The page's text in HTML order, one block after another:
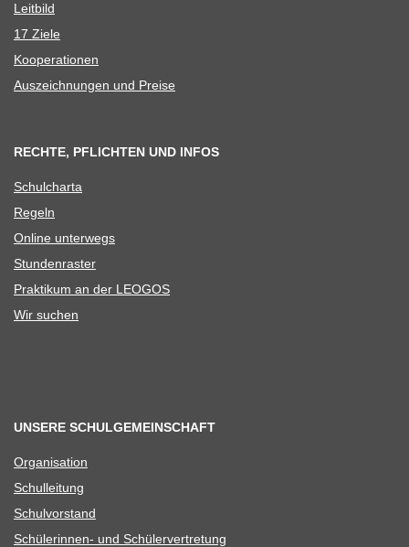
Leit­bild
17 Ziele
Koope­ra­tio­nen
Aus­zeich­nun­gen und Preise
RECHTE, PFLICHTEN UND INFOS
Schul­charta
Regeln
Online unter­wegs
Stun­den­ras­ter
Prak­ti­kum an der LEOGOS
Wir suchen
UNSERE SCHULGEMEINSCHAFT
Orga­ni­sa­tion
Schul­lei­tung
Schul­vor­stand
Schü­le­rin­nen- und Schülervertretung